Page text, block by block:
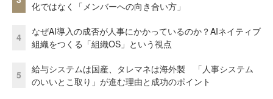
化ではなく「メンバーへの向き合い方」
4
なぜAI導入の成否が人事にかかっているのか？AIネイティブ
組織をつくる「組織OS」という視点
5
給与システムは国産、タレマネは海外製 「人事システム
のいいとこ取り」が進む理由と成功のポイント